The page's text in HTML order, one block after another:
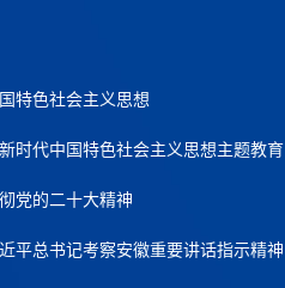
特色社会主义思想
时代中国特色社会主义思想主题教育
党的二十大精神
平总书记考察安徽重要讲话指示精神